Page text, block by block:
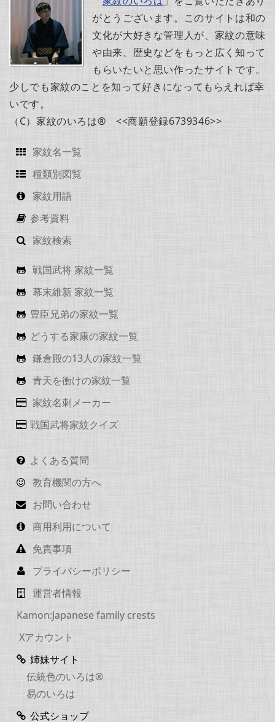
がとうございます。このサイトは和の
文化が大好きな管理人が、家紋の意味
や由来、歴史などをもっと広く知って
もらいたいと思い作ったサイトです。
少しでも家紋のことを知って好きになってもらえれば幸
いです。
（C）家紋のいろは® <<商願登録6739346>>
家紋名一覧
種類別図覧
家紋用語
参考資料
家紋検索
戦国武将 家紋一覧
幕末維新 家紋一覧
豊臣兄弟の家紋一覧
どうする家康の家紋一覧
鎌倉殿の13人の家紋一覧
青天を衝けの家紋一覧
家紋名刺メーカー
戦国武将家紋クイズ
よくある質問
教育機関の方へ
お問い合わせ
商用利用について
免責事項
プライバシーポリシー
運営者情報
Kamon:Japanese family crests
Xアカウント
姉妹サイト
伝統色のいろは®
易のいろは
公式ショップ